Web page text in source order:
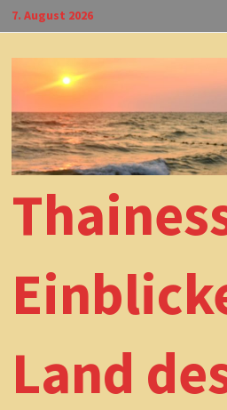
Zum
Inhalt
springen
7. August 2026
Land